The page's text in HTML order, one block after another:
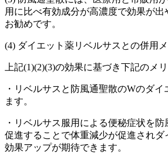
用に比べ有効成分が高濃度で効果が
お勧めです。
(4) ダイエット薬リベルサスとの併用
上記(1)(2)(3)の効果に基づき下記のメ
・リベルサスと防風通聖散のWのダイ
ます。
・リベルサス服用による便秘症状を防
促進することで体重減少が促進されダ
効果アップが期待できます。